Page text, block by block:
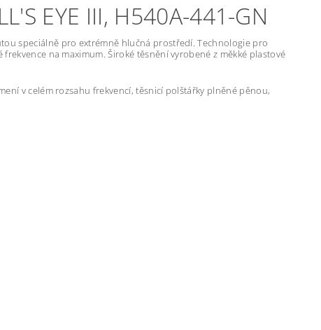
EYE III, H540A-441-GN
speciálně pro extrémně hlučná prostředí. Technologie pro
na maximum. Široké těsnění vyrobené z měkké plastové
v celém rozsahu frekvencí, těsnicí polštářky plněné pěnou,